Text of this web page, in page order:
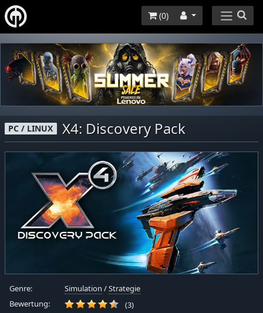
(0)
PC / LINUX X4: Discovery Pack
Genre: Simulation /Strategie
Bewertung:
(3)